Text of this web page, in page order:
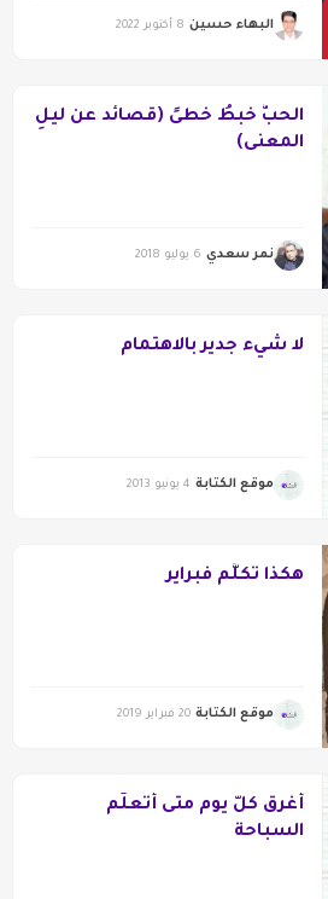
البهاء حسين 8 أكتوبر 2022
الحبُّ خبطُ خطىً (قصائد عن ليلِ
المعنى)
نمر سعدي 6 يوليو 2018
لا شيء جدير بالاهتمام
موقع الكتابة 4 يونيو 2013
هكذا تكلَّم فبراير
موقع الكتابة 20 فبراير 2019
أغرقُ كلّ يوم متى أتعلّم
السباحة